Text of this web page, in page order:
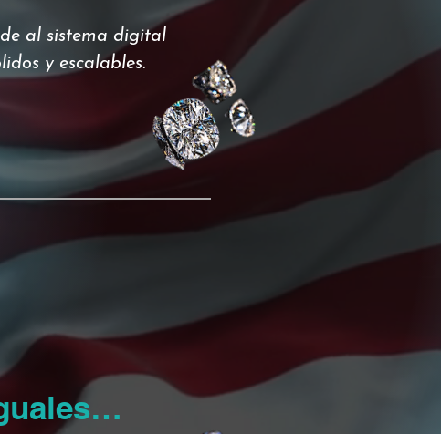
al sistema digital
y escalables.